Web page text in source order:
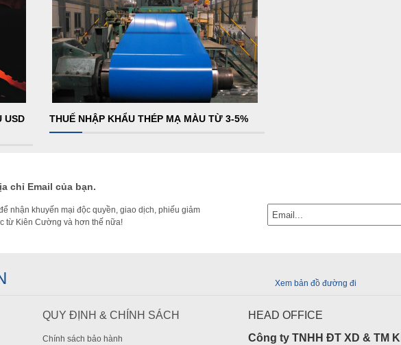
USD
THUẾ NHẬP KHẨU THÉP MẠ MÀU TỪ 3-5%
chỉ Email của bạn.
nhận khuyến mại độc quyền, giao dịch, phiếu giảm
từ Kiên Cường và hơn thế nữa!
Xem bản đồ đường đi
QUY ĐỊNH & CHÍNH SÁCH
Chính sách bảo hành
HEAD OFFICE
Công ty TNHH ĐT XD & TM